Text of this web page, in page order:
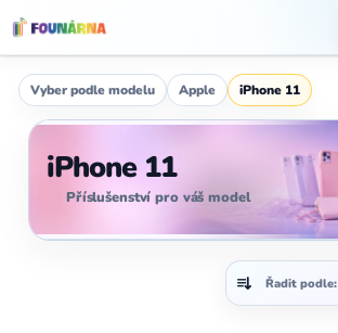
na
obsah
Vyber podle modelu Apple iPhone 11
iPhone 11
Příslušenství pro váš model
Ř
a
Řadit podle: